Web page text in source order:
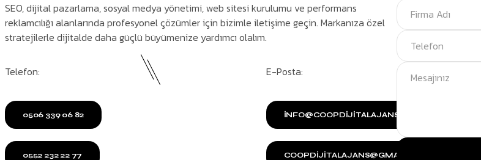
SEO, dijital pazarlama, sosyal medya yönetimi, web sitesi kurulumu ve performans
reklamcılığı alanlarında profesyonel çözümler için bizimle iletişime geçin. Markanıza özel
stratejilerle dijitalde daha güçlü büyümenize yardımcı olalım.
Telefon:
0506 339 06 82
0552 232 22 77
E-Posta:
INFO@COOPDIJITALAJANS.COM
COOPDIJITALAJANS@GMAIL.COM